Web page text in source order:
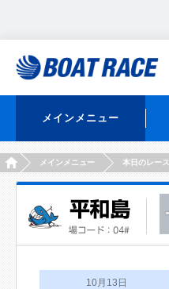
メインメニュー
HOMEメインメニュー 本日のレース
10月13日